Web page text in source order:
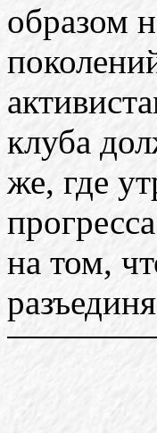
образом
клуба
же, где
на том,